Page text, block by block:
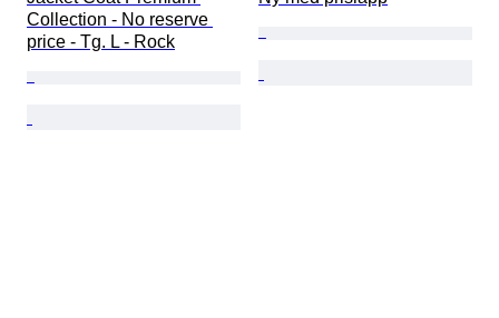
Collection - No reserve
price - Tg. L - Rock